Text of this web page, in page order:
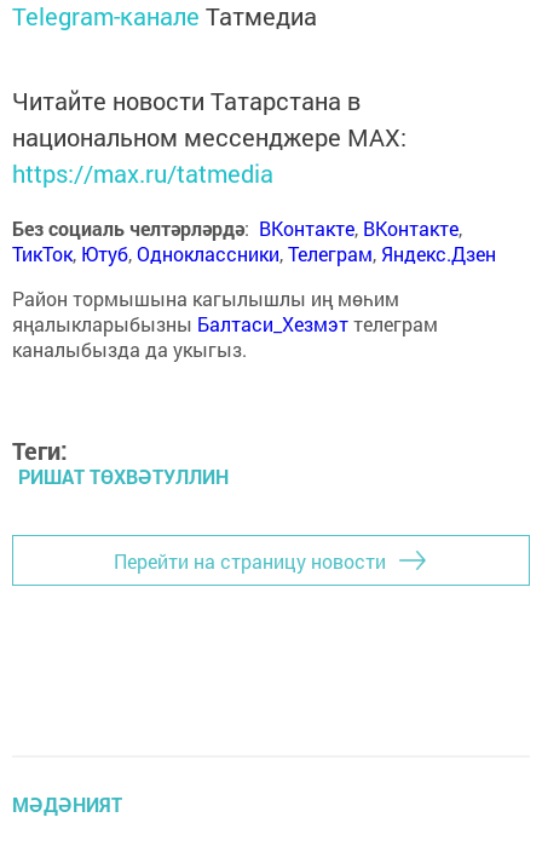
Telegram-канале Татмедиа
Читайте новости Татарстана в
национальном мессенджере MАХ:
https://max.ru/tatmedia
Без социаль челтәрләрдә: ВКонтакте, ВКонтакте,
ТикТок, Ютуб,Одноклассники,Телеграм, Яндекс.Дзен
Район тормышына кагылышлы иң мөһим
яңалыкларыбызны Балтаси_Хезмэттелеграм
каналыбызда да укыгыз.
Теги:
РИШАТ ТӨХВӘТУЛЛИН
Перейти на страницу новости
МӘДӘНИЯТ